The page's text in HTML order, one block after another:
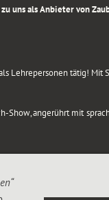
uns als Anbieter von
Lehrepersonen tätig! Mit
Show, angerührt mit